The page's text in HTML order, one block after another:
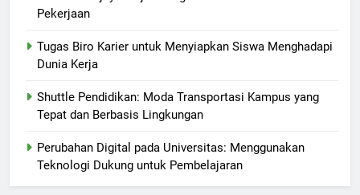
Pekerjaan
Tugas Biro Karier untuk Menyiapkan Siswa Menghadapi
Dunia Kerja
Shuttle Pendidikan: Moda Transportasi Kampus yang
Tepat dan Berbasis Lingkungan
Perubahan Digital pada Universitas: Menggunakan
Teknologi Dukung untuk Pembelajaran